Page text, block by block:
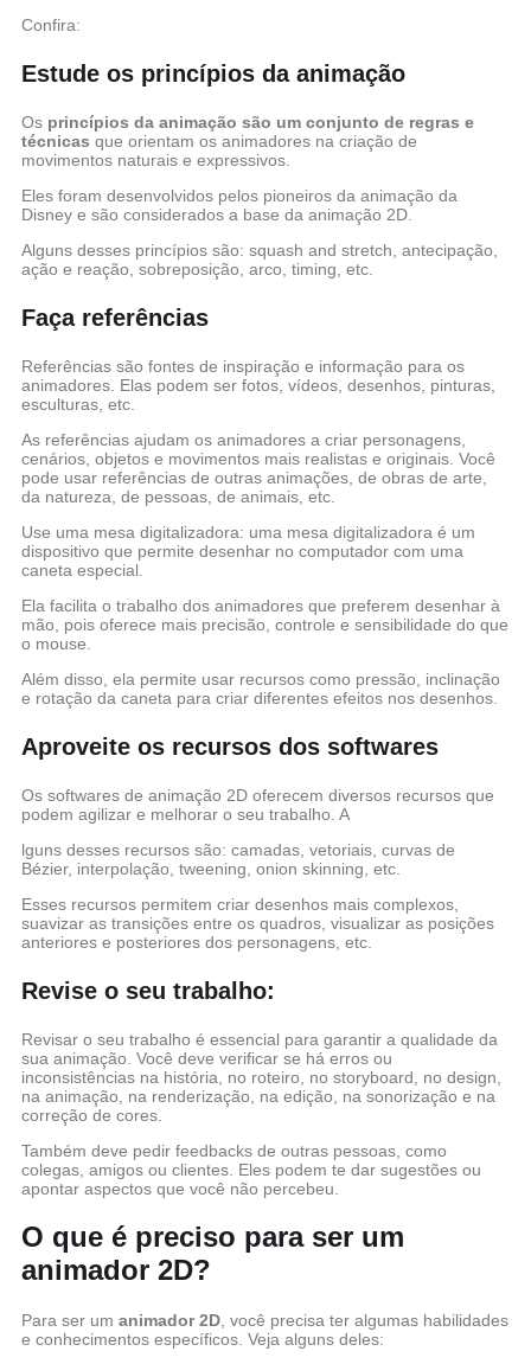
Confira:
Estude os princípios da animação
Os princípios da animação são um conjunto de regras e
técnicas que orientam os animadores na criação de
movimentos naturais e expressivos.
Eles foram desenvolvidos pelos pioneiros da animação da
Disney e são considerados a base da animação 2D.
Alguns desses princípios são: squash and stretch, antecipação,
ação e reação, sobreposição, arco, timing, etc.
Faça referências
Referências são fontes de inspiração e informação para os
animadores. Elas podem ser fotos, vídeos, desenhos, pinturas,
esculturas, etc.
As referências ajudam os animadores a criar personagens,
cenários, objetos e movimentos mais realistas e originais. Você
pode usar referências de outras animações, de obras de arte,
da natureza, de pessoas, de animais, etc.
Use uma mesa digitalizadora: uma mesa digitalizadora é um
dispositivo que permite desenhar no computador com uma
caneta especial.
Ela facilita o trabalho dos animadores que preferem desenhar à
mão, pois oferece mais precisão, controle e sensibilidade do que
o mouse.
Além disso, ela permite usar recursos como pressão, inclinação
e rotação da caneta para criar diferentes efeitos nos desenhos.
Aproveite os recursos dos softwares
Os softwares de animação 2D oferecem diversos recursos que
podem agilizar e melhorar o seu trabalho. A
lguns desses recursos são: camadas, vetoriais, curvas de
Bézier, interpolação, tweening, onion skinning, etc.
Esses recursos permitem criar desenhos mais complexos,
suavizar as transições entre os quadros, visualizar as posições
anteriores e posteriores dos personagens, etc.
Revise o seu trabalho:
Revisar o seu trabalho é essencial para garantir a qualidade da
sua animação. Você deve verificar se há erros ou
inconsistências na história, no roteiro, no storyboard, no design,
na animação, na renderização, na edição, na sonorização e na
correção de cores.
Também deve pedir feedbacks de outras pessoas, como
colegas, amigos ou clientes. Eles podem te dar sugestões ou
apontar aspectos que você não percebeu.
O que é preciso para ser um
animador 2D?
Para ser um animador 2D, você precisa ter algumas habilidades
e conhecimentos específicos. Veja alguns deles: